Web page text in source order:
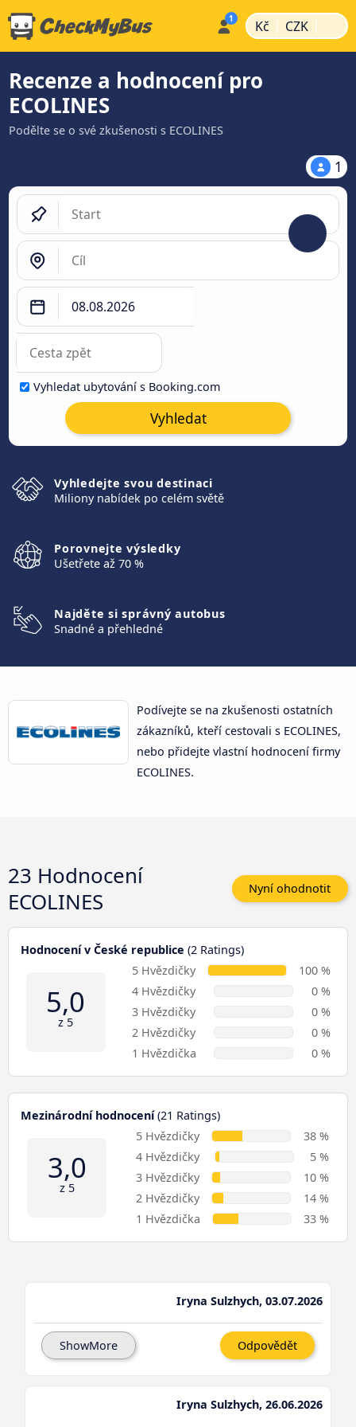
Kč | CZK |
Recenze a hodnocení pro
ECOLINES
Podělte se o své zkušenosti s ECOLINES
1
Vyhledat ubytování s Booking.com
Vyhledat
Vyhledejte svou destinaci
Miliony nabídek po celém světě
Porovnejte výsledky
Ušetřete až 70 %
Najděte si správný autobus
Snadné a přehledné
Podívejte se na zkušenosti ostatních
zákazníků, kteří cestovali s ECOLINES,
nebo přidejte vlastní hodnocení firmy
ECOLINES.
23 Hodnocení
ECOLINES
Nyní ohodnotit
Hodnocení v České republice (2 Ratings)
5,0
z 5
5 Hvězdičky
100 %
4 Hvězdičky
0 %
3 Hvězdičky
0 %
2 Hvězdičky
0 %
1 Hvězdička
0 %
Mezinárodní hodnocení(21 Ratings)
3,0
z 5
5 Hvězdičky
38 %
4 Hvězdičky
5 %
3 Hvězdičky
10 %
2 Hvězdičky
14 %
1 Hvězdička
33 %
Iryna Sulzhych, 03.07.2026
ShowMore Odpovědět
Iryna Sulzhych, 26.06.2026